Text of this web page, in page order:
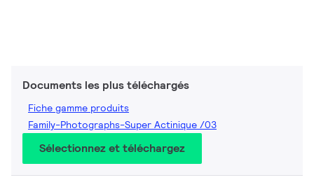
Documents les plus téléchargés
Fiche gamme produits
Family-Photographs-Super Actinique /03
Sélectionnez et téléchargez